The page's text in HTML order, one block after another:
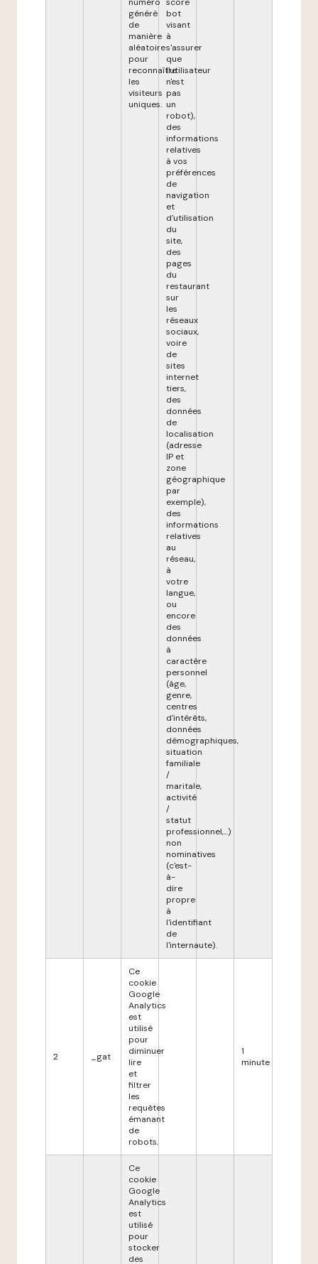
généré
de
manière
aléatoire
pour
reconnaître
les
visiteurs
uniques.
bot
visant
à
s'assurer
que
l'utilisateur
n'est
pas
un
robot),
des
informations
relatives
à vos
préférences
de
navigation
et
d'utilisation
du
site,
des
pages
du
restaurant
sur
les
réseaux
sociaux,
voire
de
sites
internet
tiers,
des
données
de
localisation
(adresse
IP et
zone
géographique
par
exemple),
des
informations
relatives
au
réseau,
à
votre
langue,
ou
encore
des
données
à
caractère
personnel
(âge,
genre,
centres
d'intérêts,
données
démographiques,
situation
familiale
/
maritale,
activité
/
statut
professionnel,...)
non
nominatives
(c'est-
à-
dire
propre
à
l'identifiant
de
l'internaute).
2 _gat
Ce
cookie
Google
Analytics
est
utilisé
pour
diminuer
lire
et
filtrer
les
requêtes
émanant
de
robots.
1
minute
Ce
cookie
Google
Analytics
est
utilisé
pour
stocker
des